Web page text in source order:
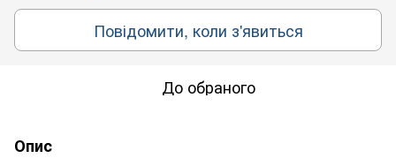
Повідомити, коли з'явиться
До обраного
Опис